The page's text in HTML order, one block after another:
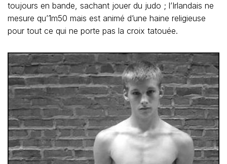
toujours en bande, sachant jouer du judo ; l’Irlandais ne
mesure qu’1m50 mais est animé d’une haine religieuse
pour tout ce qui ne porte pas la croix tatouée.